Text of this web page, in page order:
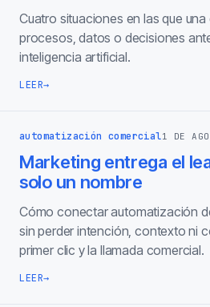
Cuatro situaciones en las que
procesos, datos o decisiones
inteligencia artificial.
LEER→
automatización comercial1 DE
Marketing entrega el
solo un nombre
Cómo conectar automatización
sin perder intención, contexto ni
primer clic y la llamada comercial.
LEER→